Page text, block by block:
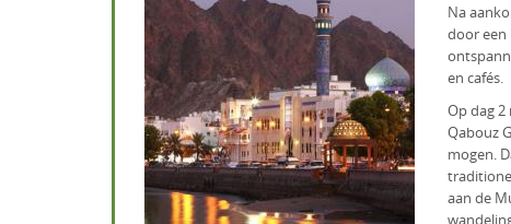
Na
door een
en cafés.
Op dag
Qabouz
mogen.
aan de